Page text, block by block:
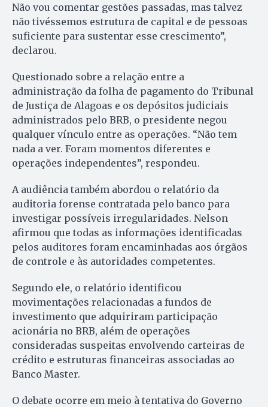
Não vou comentar gestões passadas, mas talvez
não tivéssemos estrutura de capital e de pessoas
suficiente para sustentar esse crescimento”,
declarou.
Questionado sobre a relação entre a
administração da folha de pagamento do Tribunal
de Justiça de Alagoas e os depósitos judiciais
administrados pelo BRB, o presidente negou
qualquer vínculo entre as operações. “Não tem
nada a ver. Foram momentos diferentes e
operações independentes”, respondeu.
A audiência também abordou o relatório da
auditoria forense contratada pelo banco para
investigar possíveis irregularidades. Nelson
afirmou que todas as informações identificadas
pelos auditores foram encaminhadas aos órgãos
de controle e às autoridades competentes.
Segundo ele, o relatório identificou
movimentações relacionadas a fundos de
investimento que adquiriram participação
acionária no BRB, além de operações
consideradas suspeitas envolvendo carteiras de
crédito e estruturas financeiras associadas ao
Banco Master.
O debate ocorre em meio à tentativa do Governo